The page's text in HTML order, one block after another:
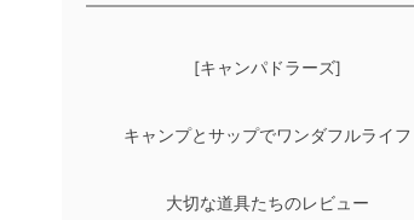
[キャンパドラーズ]
キャンプとサップでワンダフルライフ
大切な道具たちのレビュー